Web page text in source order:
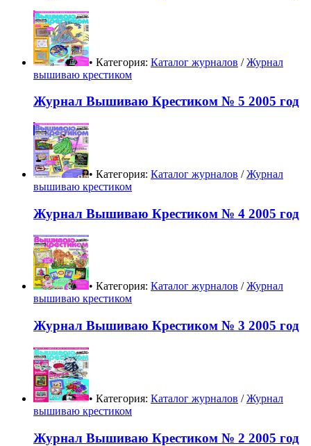
• Категория: Каталог журналов /Журнал
вышиваю крестиком
Журнал Вышиваю Крестиком № 5 2005 год
• Категория: Каталог журналов /Журнал
вышиваю крестиком
Журнал Вышиваю Крестиком № 4 2005 год
• Категория: Каталог журналов /Журнал
вышиваю крестиком
Журнал Вышиваю Крестиком № 3 2005 год
• Категория: Каталог журналов /Журнал
вышиваю крестиком
Журнал Вышиваю Крестиком № 2 2005 год